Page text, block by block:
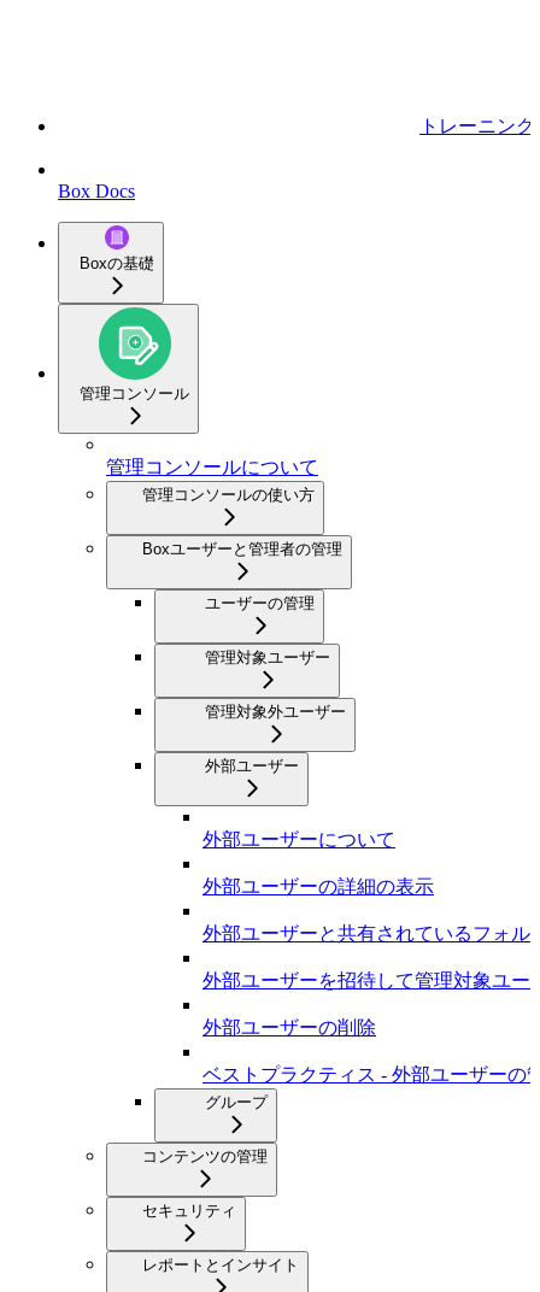
トレーニング
Box Docs
Boxの基礎
管理コンソール
管理コンソールについて
管理コンソールの使い方
Boxユーザーと管理者の管理
ユーザーの管理
管理対象ユーザー
管理対象外ユーザー
外部ユーザー
外部ユーザーについて
外部ユーザーの詳細の表示
外部ユーザーと共有されているフォル
外部ユーザーを招待して管理対象ユー
外部ユーザーの削除
ベストプラクティス - 外部ユーザーの
グループ
コンテンツの管理
セキュリティ
レポートとインサイト